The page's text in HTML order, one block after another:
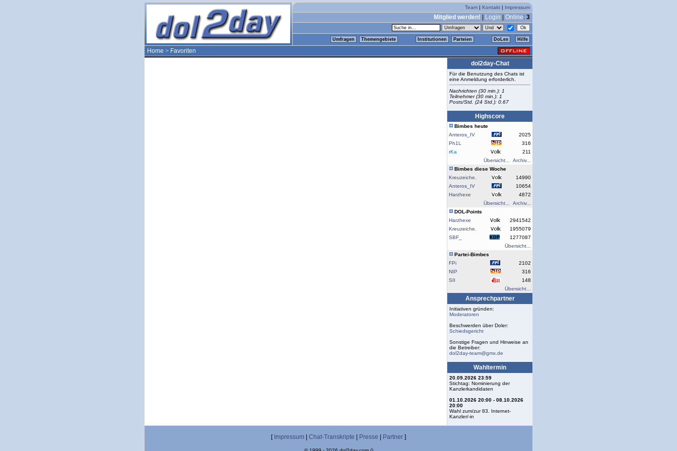
Team | Kontakt | Impressum
Mitglied werden! Login Online: 3
Umfragen Themengebiete Institutionen Parteien DoLex Hilfe
Home > Favoriten
dol2day-Chat
Für die Benutzung des Chats ist
eine Anmeldung erforderlich.
Nachrichten (30 min.): 1
Teilnehmer (30 min.): 1
Posts/Std. (24 Std.): 0.67
Highscore
Bimbes heute
Anteros_IV
2025
Ph1L
316
rKa
211
Übersicht...
Archiv...
Bimbes diese Woche
Kreuzeiche.
14990
Anteros_IV
10654
Harzhexe
4872
Übersicht...
Archiv...
DOL-Points
Harzhexe
2941542
Kreuzeiche.
1955079
SBF_
1277087
Übersicht...
Partei-Bimbes
FPi
2102
NIP
316
SII
148
Übersicht...
Ansprechpartner
Initiativen gründen:
Moderatoren
Beschwerden über Doler:
Schiedsgericht
Sonstige Fragen und Hinweise an
die Betreiber:
dol2day-team@gmx.de
Wahltermin
20.09.2026 23:59
Stichtag: Nominierung der
Kanzlerkandidaten
01.10.2026 20:00 - 08.10.2026
20:00
Wahl zum/zur 83. Internet-
Kanzler/-in
[ Impressum Chat-Transkripte Presse Partner ]